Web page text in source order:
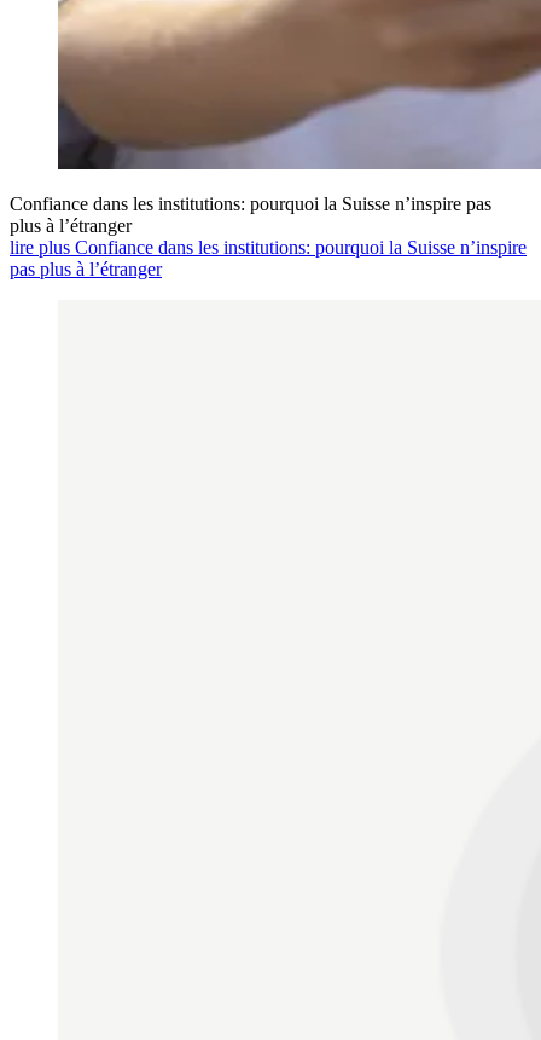
Confiance dans les institutions: pourquoi la Suisse n’inspire pas
plus à l’étranger
lire plus Confiance dans les institutions: pourquoi la Suisse n’inspire
pas plus à l’étranger